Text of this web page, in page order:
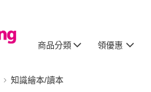
商品分類 領優惠
知識繪本/讀本